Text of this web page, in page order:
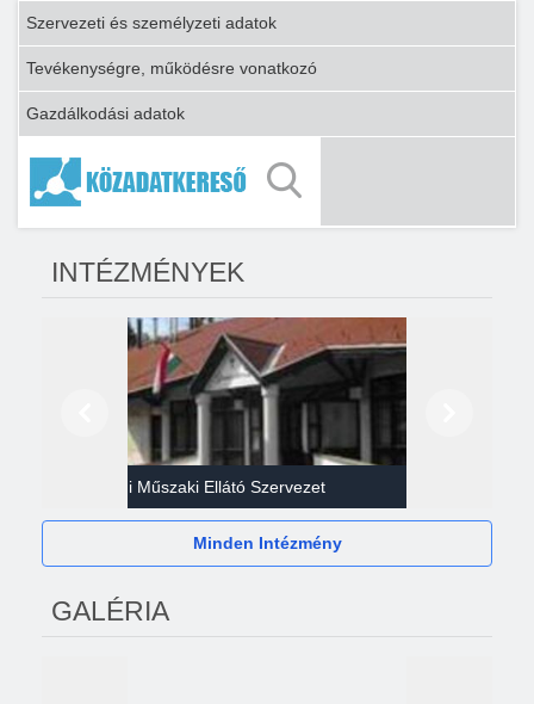
Szervezeti és személyzeti adatok
Tevékenységre, működésre vonatkozó
Gazdálkodási adatok
INTÉZMÉNYEK
Gazdasági Műszaki Ellátó Szervezet
Minden Intézmény
GALÉRIA